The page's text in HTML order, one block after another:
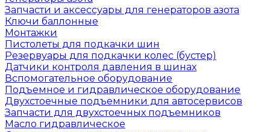
Запчасти и аксессуары для генераторов азота
Ключи баллонные
Монтажки
Пистолеты для подкачки шин
Резервуары для подкачки колес (бустер)
Датчики контроля давления в шинах
Вспомогательное оборудование
Подъемное и гидравлическое оборудование
Двухстоечные подъемники для автосервисов
Запчасти для двухстоечных подъемников
Масло гидравлическое